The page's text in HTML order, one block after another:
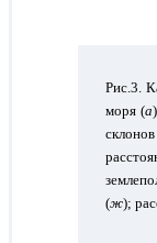
Рис.3.
моря (а
(ж);